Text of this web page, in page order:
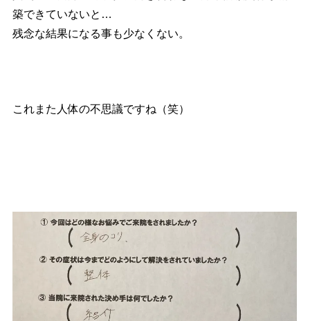
築できていないと…
残念な結果になる事も少なくない。
これまた人体の不思議ですね（笑）